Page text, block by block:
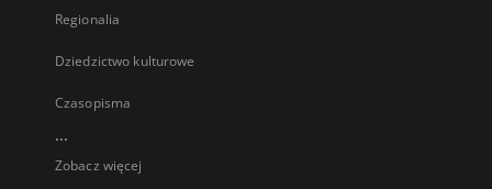
Regionalia
Dziedzictwo kulturowe
Czasopisma
...
Zobacz więcej